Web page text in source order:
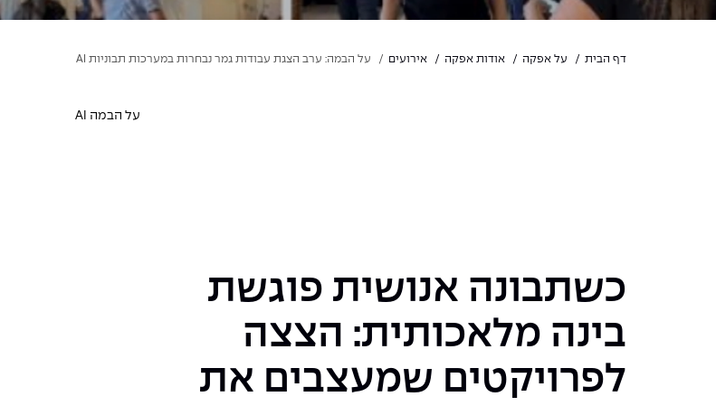
דף הבית על אפקה אודות אפקה אירועים על הבמה: ערב הצגת עבודות גמר נבחרות במערכות תבוניות AI
על הבמה AI
כשתבונה אנושית פוגשת
בינה מלאכותית: הצצה
לפרויקטים שמעצבים את